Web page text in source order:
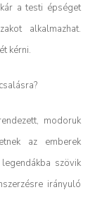
a testi épséget
alkalmazhat.
kérni.
modoruk
az emberek
szövik
irányuló